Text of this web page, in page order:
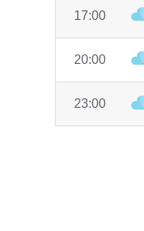
17:00
20:00
23:00